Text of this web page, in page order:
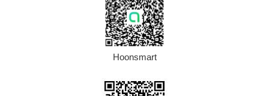
Hoonsmart